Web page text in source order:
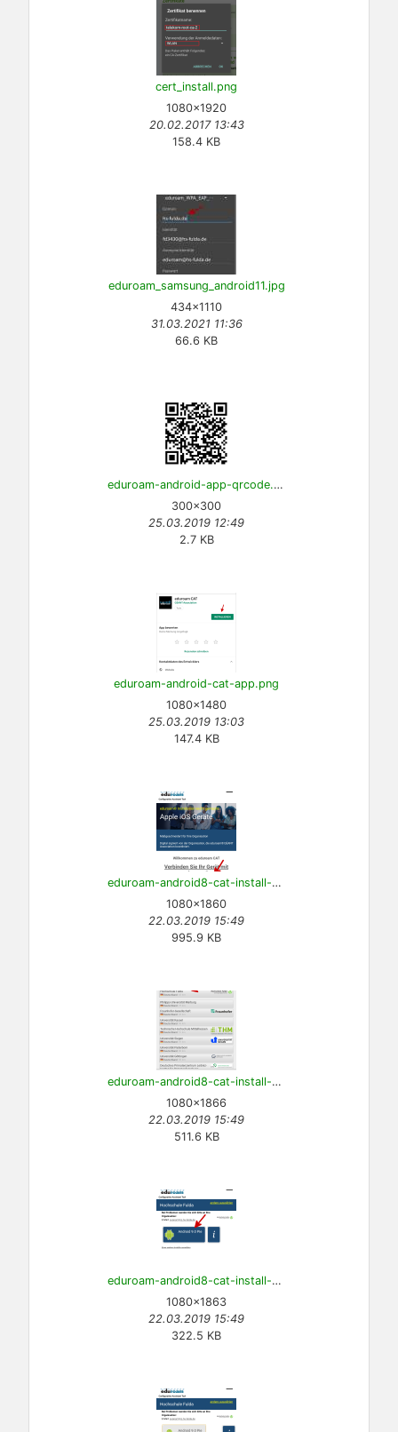
cert_install.png
1080×1920
20.02.2017 13:43
158.4 KB
eduroam_samsung_android11.jpg
434×1110
31.03.2021 11:36
66.6 KB
eduroam-android-app-qrcode.png
300×300
25.03.2019 12:49
2.7 KB
eduroam-android-cat-app.png
1080×1480
25.03.2019 13:03
147.4 KB
eduroam-android8-cat-install-1.png
1080×1860
22.03.2019 15:49
995.9 KB
eduroam-android8-cat-install-2.png
1080×1866
22.03.2019 15:49
511.6 KB
eduroam-android8-cat-install-3.png
1080×1863
22.03.2019 15:49
322.5 KB